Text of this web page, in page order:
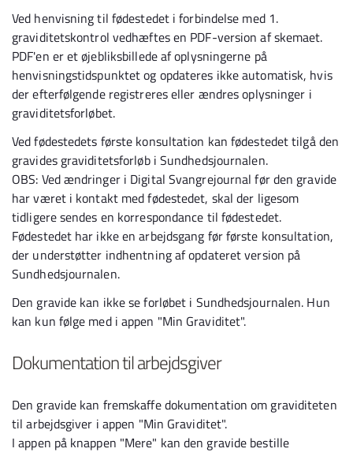
Ved henvisning til fødestedet i forbindelse med 1.
graviditetskontrol vedhæftes en PDF-version af skemaet.
PDF'en er et øjebliksbillede af oplysningerne på
henvisningstidspunktet og opdateres ikke automatisk, hvis
der efterfølgende registreres eller ændres oplysninger i
graviditetsforløbet.
Ved fødestedets første konsultation kan fødestedet tilgå den
gravides graviditetsforløb i Sundhedsjournalen.
OBS: Ved ændringer i Digital Svangrejournal før den gravide
har været i kontakt med fødestedet, skal der ligesom
tidligere sendes en korrespondance til fødestedet.
Fødestedet har ikke en arbejdsgang før første konsultation,
der understøtter indhentning af opdateret version på
Sundhedsjournalen.
Den gravide kan ikke se forløbet i Sundhedsjournalen. Hun
kan kun følge med i appen "Min Graviditet".
Dokumentation til arbejdsgiver
Den gravide kan fremskaffe dokumentation om graviditeten
til arbejdsgiver i appen "Min Graviditet".
I appen på knappen "Mere" kan den gravide bestille